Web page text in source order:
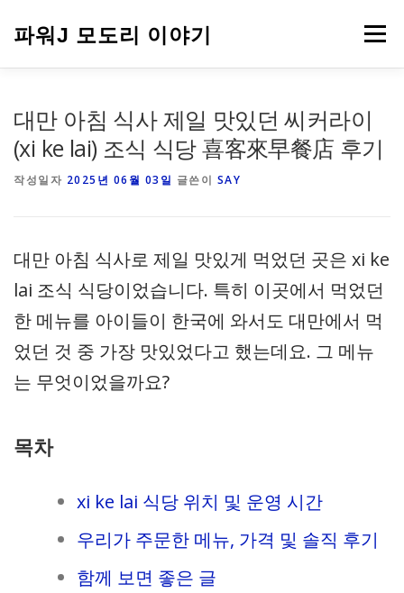
파워J 모도리 이야기 메뉴
대만 아침 식사 제일 맛있던 씨커라이
(xi ke lai) 조식 식당 喜客來早餐店 후기
작성일자 2025년 06월 03일 글쓴이 SAY
대만 아침 식사로 제일 맛있게 먹었던 곳은 xi ke
lai 조식 식당이었습니다. 특히 이곳에서 먹었던
한 메뉴를 아이들이 한국에 와서도 대만에서 먹
었던 것 중 가장 맛있었다고 했는데요. 그 메뉴
는 무엇이었을까요?
목차
xi ke lai 식당 위치 및 운영 시간
우리가 주문한 메뉴, 가격 및 솔직 후기
함께 보면 좋은 글